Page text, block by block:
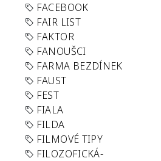
FACEBOOK
FAIR LIST
FAKTOR
FANOUŠCI
FARMA BEZDÍNEK
FAUST
FEST
FIALA
FILDA
FILMOVÉ TIPY
FILOZOFICKÁ-